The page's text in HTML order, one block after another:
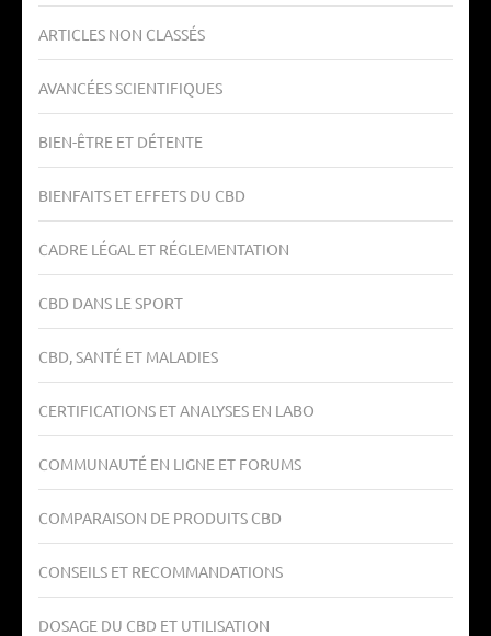
ARTICLES NON CLASSÉS
AVANCÉES SCIENTIFIQUES
BIEN-ÊTRE ET DÉTENTE
BIENFAITS ET EFFETS DU CBD
CADRE LÉGAL ET RÉGLEMENTATION
CBD DANS LE SPORT
CBD, SANTÉ ET MALADIES
CERTIFICATIONS ET ANALYSES EN LABO
COMMUNAUTÉ EN LIGNE ET FORUMS
COMPARAISON DE PRODUITS CBD
CONSEILS ET RECOMMANDATIONS
DOSAGE DU CBD ET UTILISATION